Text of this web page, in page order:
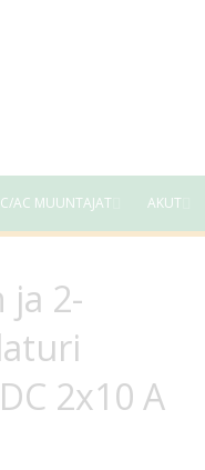
AC MUUNTAJAT AKUT
ja 2-
2x10 A